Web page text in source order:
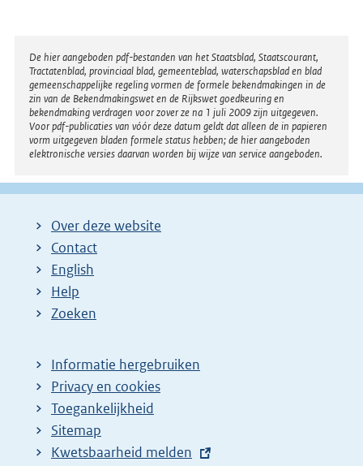
r
n
e
l
i
n
k
Disclaimer
De hier aangeboden pdf-bestanden van het Staatsblad, Staatscourant,
Tractatenblad, provinciaal blad, gemeenteblad, waterschapsblad en blad
gemeenschappelijke regeling vormen de formele bekendmakingen in de
zin van de Bekendmakingswet en de Rijkswet goedkeuring en
bekendmaking verdragen voor zover ze na 1 juli 2009 zijn uitgegeven.
Voor pdf-publicaties van vóór deze datum geldt dat alleen de in papieren
vorm uitgegeven bladen formele status hebben; de hier aangeboden
elektronische versies daarvan worden bij wijze van service aangeboden.
Over deze website
Contact
English
Help
Zoeken
Informatie hergebruiken
Privacy en cookies
Toegankelijkheid
Sitemap
E
Kwetsbaarheid melden